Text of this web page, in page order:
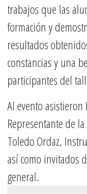
trabajos que las
formación y
resultados
constancias y una
participantes del
Al evento asistieron
Representante de
Toledo Ordaz,
así como invitados
general.